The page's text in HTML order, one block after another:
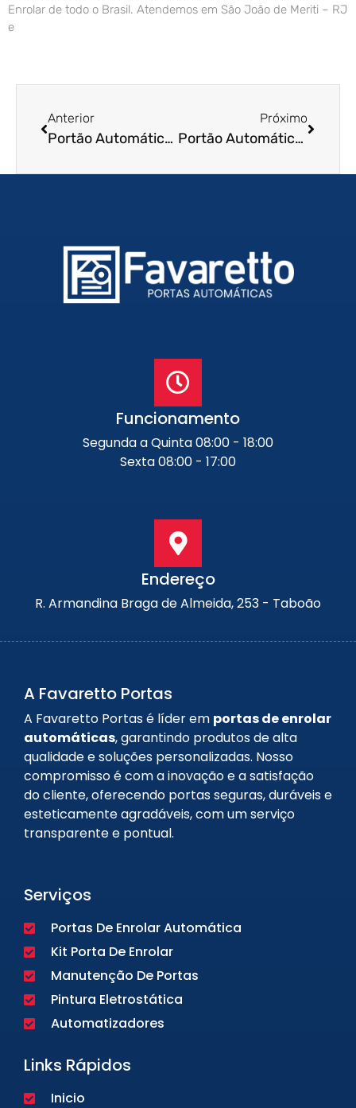
Enrolar de todo o Brasil. Atendemos em São João de Meriti – RJ
e
Anterior
Portão Automático de Enrolar em Araruama – RJ
Próximo
Portão Automático de Enrolar em Rio Grande – RS
Funcionamento
Segunda a Quinta 08:00 - 18:00
Sexta 08:00 - 17:00
Endereço
R. Armandina Braga de Almeida, 253 - Taboão
A Favaretto Portas
A Favaretto Portas é líder em portas de enrolar
automáticas, garantindo produtos de alta
qualidade e soluções personalizadas. Nosso
compromisso é com a inovação e a satisfação
do cliente, oferecendo portas seguras, duráveis e
esteticamente agradáveis, com um serviço
transparente e pontual.
Serviços
Portas De Enrolar Automática
Kit Porta De Enrolar
Manutenção De Portas
Pintura Eletrostática
Automatizadores
Links Rápidos
Inicio